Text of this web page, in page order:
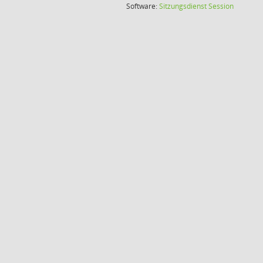
Software:SitzungsdienstSession(Wird in